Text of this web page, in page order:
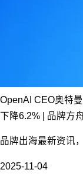
OpenAI CEO奥特
下降6.2% | 品牌方
品牌出海最新资讯
2025-11-04